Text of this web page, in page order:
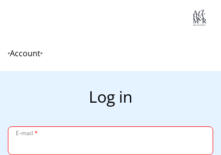
Home
Account
Log in
E-mail *